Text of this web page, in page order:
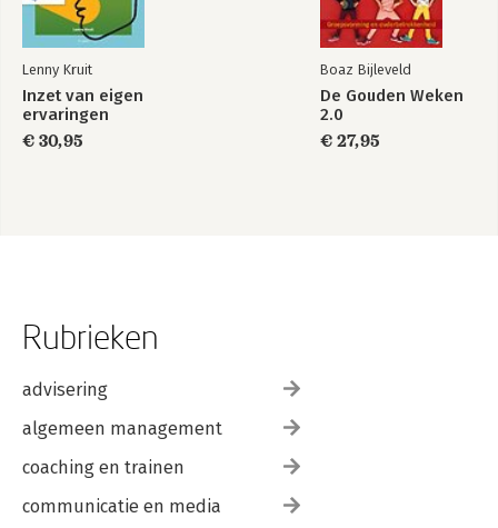
Lenny Kruit
Inzet van eigen
ervaringen
€ 30,95
Boaz Bijleveld
De Gouden Weken
2.0
€ 27,95
Rubrieken
advisering
algemeen management
coaching en trainen
communicatie en media